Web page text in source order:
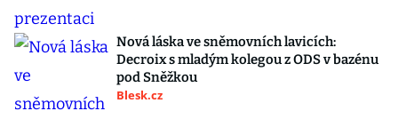
Nová láska ve sněmovních lavicích:
Decroix s mladým kolegou z ODS v bazénu
pod Sněžkou
Blesk.cz